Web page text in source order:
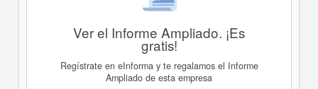
Ver el Informe Ampliado. ¡Es
gratis!
Regístrate en eInforma y te regalamos el Informe
Ampliado de esta empresa